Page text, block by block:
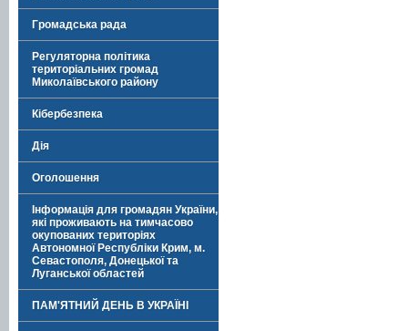
Громадська рада
Регуляторна політика
територіальних громад
Миколаївського району
Кібербезпека
Дія
Оголошення
Інформація для громадян України,
які проживають на тимчасово
окупованих територіях
Автономної Республіки Крим, м.
Севастополя, Донецької та
Луганської областей
ПАМ'ЯТНИЙ ДЕНЬ В УКРАЇНІ